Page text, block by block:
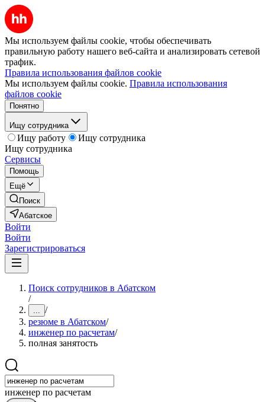
Мы используем файлы cookie, чтобы обеспечивать
правильную работу нашего веб-сайта и анализировать сетевой
трафик.
Правила использования файлов cookie
Мы используем файлы cookie. Правила использования
файлов cookie
Понятно
Ищу сотрудника
Ищу работу
Ищу сотрудника
Ищу сотрудника
Сервисы
Помощь
Ещё
Поиск
Абатское
Войти
Войти
Зарегистрироваться
Поиск сотрудников в Абатском
/
... /
резюме в Абатском/
инженер по расчетам/
полная занятость
инженер по расчетам